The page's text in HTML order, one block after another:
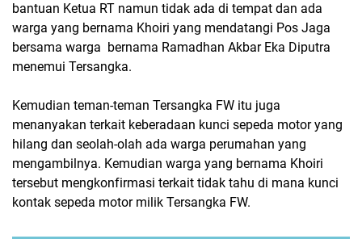
bantuan Ketua RT namun tidak ada di tempat dan ada
warga yang bernama Khoiri yang mendatangi Pos Jaga
bersama warga bernama Ramadhan Akbar Eka Diputra
menemui Tersangka.
Kemudian teman-teman Tersangka FW itu juga
menanyakan terkait keberadaan kunci sepeda motor yang
hilang dan seolah-olah ada warga perumahan yang
mengambilnya. Kemudian warga yang bernama Khoiri
tersebut mengkonfirmasi terkait tidak tahu di mana kunci
kontak sepeda motor milik Tersangka FW.